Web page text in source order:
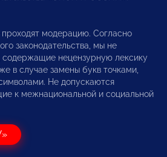
модерацию. Согласно
законодательства, мы не
нецензурную лексику
в случае замены букв точками,
Не допускаются
к межнациональной и социальной